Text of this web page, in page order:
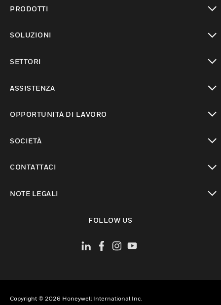
PRODOTTI
SOLUZIONI
SETTORI
ASSISTENZA
OPPORTUNITÀ DI LAVORO
SOCIETÀ
CONTATTACI
NOTE LEGALI
FOLLOW US
Copyright © 2026 Honeywell International Inc.